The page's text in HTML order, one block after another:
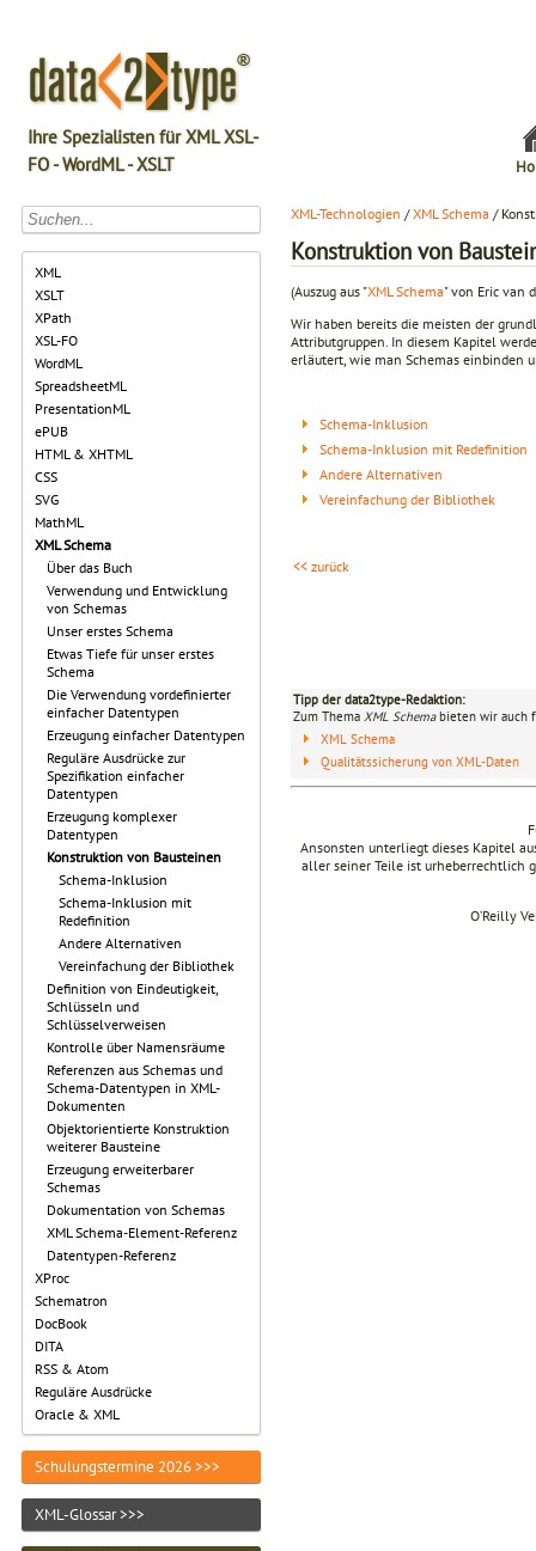
Ihre Spezialisten für XML XSL-
FO - WordML - XSLT
XML
XSLT
XPath
XSL-FO
WordML
SpreadsheetML
PresentationML
ePUB
HTML & XHTML
CSS
SVG
MathML
XML Schema
Über das Buch
Verwendung und Entwicklung
von Schemas
Unser erstes Schema
Etwas Tiefe für unser erstes
Schema
Die Verwendung vordefinierter
einfacher Datentypen
Erzeugung einfacher Datentypen
Reguläre Ausdrücke zur
Spezifikation einfacher
Datentypen
Erzeugung komplexer
Datentypen
Konstruktion von Bausteinen
Schema-Inklusion
Schema-Inklusion mit
Redefinition
Andere Alternativen
Vereinfachung der Bibliothek
Definition von Eindeutigkeit,
Schlüsseln und
Schlüsselverweisen
Kontrolle über Namensräume
Referenzen aus Schemas und
Schema-Datentypen in XML-
Dokumenten
Objektorientierte Konstruktion
weiterer Bausteine
Erzeugung erweiterbarer
Schemas
Dokumentation von Schemas
XML Schema-Element-Referenz
Datentypen-Referenz
XProc
Schematron
DocBook
DITA
RSS & Atom
Reguläre Ausdrücke
Oracle & XML
Schulungstermine 2026 >>>
XML-Glossar >>>
XML-Technologien /XML Schema /
Konstruktion von
(Auszug aus "XML Schema" von Eric van
Wir haben bereits die meisten der
Attributgruppen. In diesem Kapitel
erläutert, wie man Schemas einbinden
Schema-Inklusion
Schema-Inklusion mit Redefinition
Andere Alternativen
Vereinfachung der Bibliothek
<< zurück
Tipp der data2type-Redaktion:
Zum Thema XML Schemabieten wir auch
XML Schema
Qualitätssicherung von XML-Daten
Ansonsten unterliegt dieses Kapitel
aller seiner Teile ist urheberrechtlich
O’Reilly